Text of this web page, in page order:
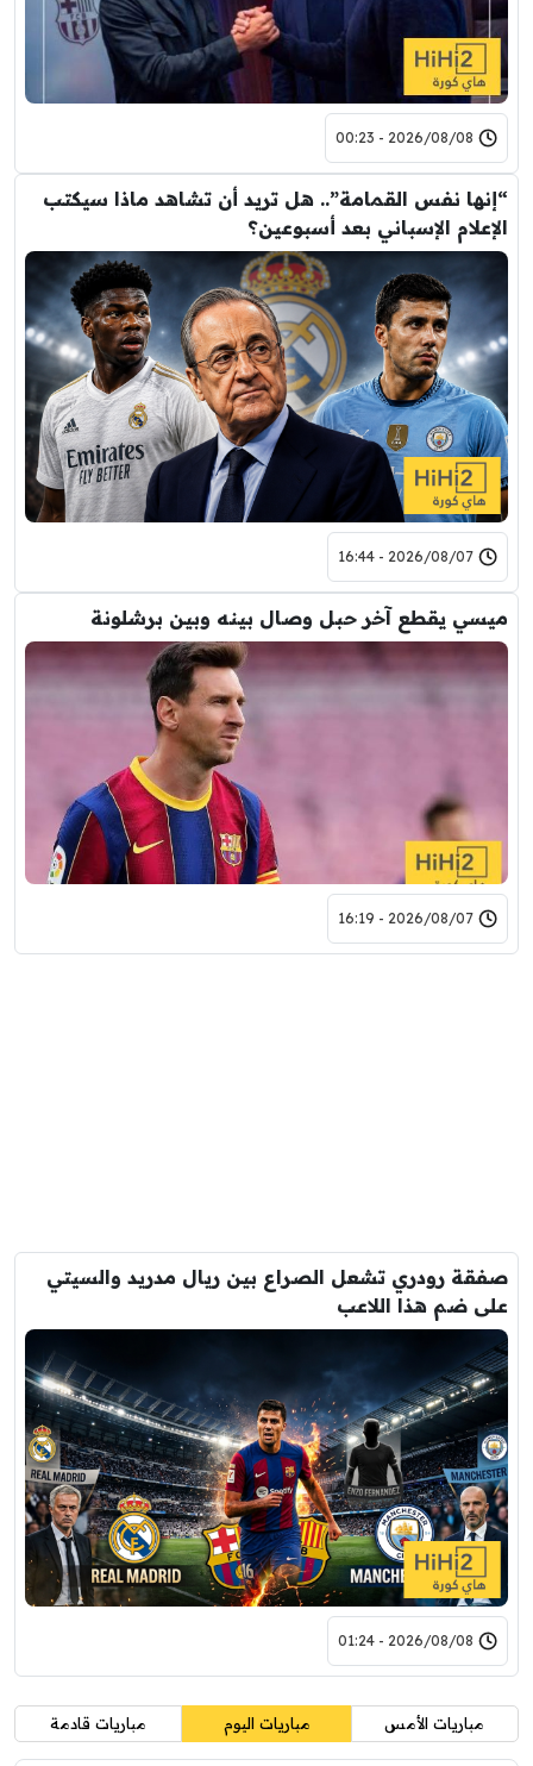
2026/08/08 - 00:23
“إنها نفس القمامة”.. هل تريد أن تشاهد ماذا سيكتب
الإعلام الإسباني بعد أسبوعين؟
2026/08/07 - 16:44
ميسي يقطع آخر حبل وصال بينه وبين برشلونة
2026/08/07 - 16:19
صفقة رودري تشعل الصراع بين ريال مدريد والسيتي
على ضم هذا اللاعب
2026/08/08 - 01:24
مباريات الأمس مباريات اليوم مباريات قادمة